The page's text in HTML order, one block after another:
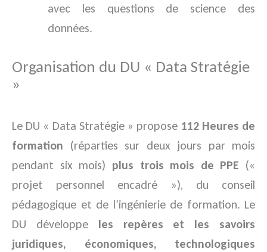
avec les questions de science des
données.
Organisation du DU « Data Stratégie
»
Le DU « Data Stratégie » propose 112 Heures de
formation (réparties sur deux jours par mois
pendant six mois) plus trois mois de PPE («
projet personnel encadré »), du conseil
pédagogique et de l’ingénierie de formation. Le
DU développe les repères et les savoirs
juridiques, économiques, technologiques